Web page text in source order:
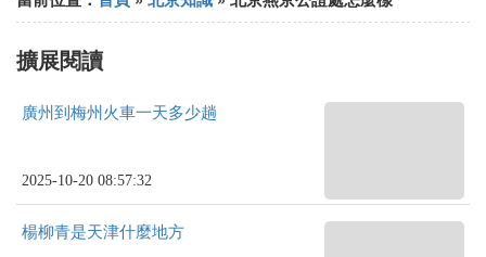
擴展閱讀
廣州到梅州火車一天多少趟
2025-10-20 08:57:32
楊柳青是天津什麼地方